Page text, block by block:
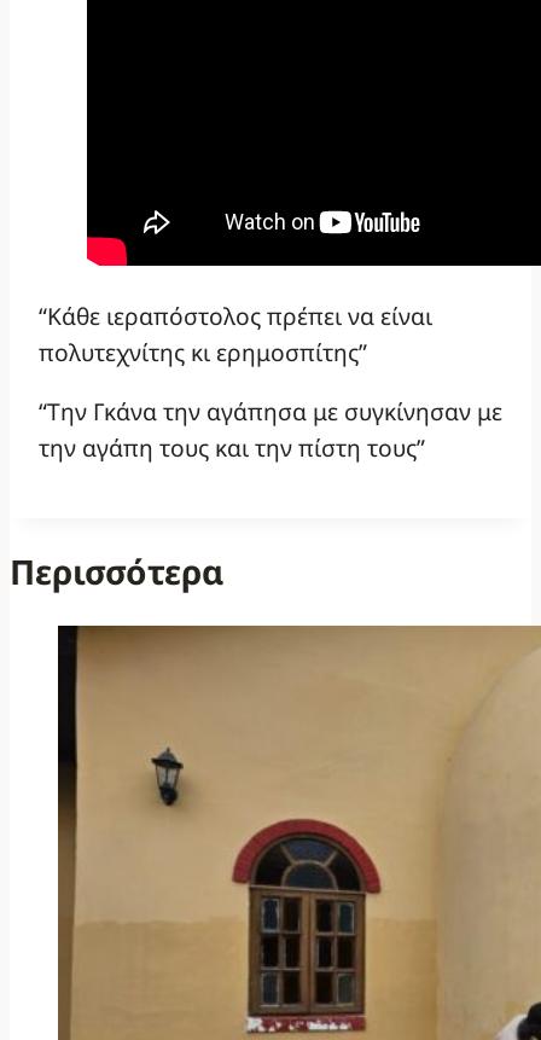
“Κάθε ιεραπόστολος πρέπει να είναι
πολυτεχνίτης κι ερημοσπίτης”
“Την Γκάνα την αγάπησα με συγκίνησαν με
την αγάπη τους και την πίστη τους”
Περισσότερα